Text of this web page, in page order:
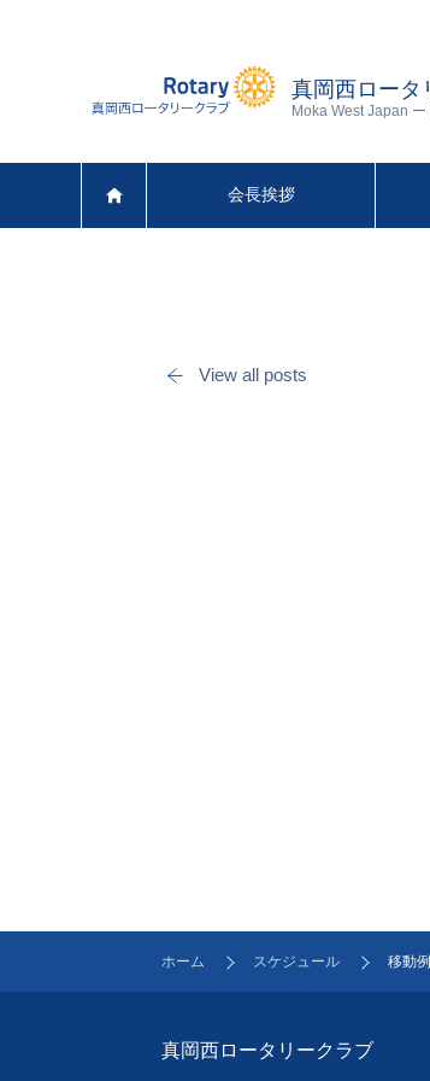
真岡西ロータ
Moka West Japan ー
会長挨拶
View all posts
ホーム スケジュール 移動
真岡西ロータリークラブ